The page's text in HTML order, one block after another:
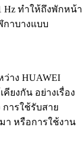
Hz ทำให้ถึงพักหน้า
กาบางแบบ
าง HUAWEI
คียงกัน อย่างเรื่อง
การใช้รับสาย
า หรือการใช้งาน